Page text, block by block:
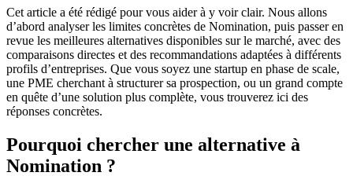
Cet article a été rédigé pour vous aider à y voir clair. Nous allons
d’abord analyser les limites concrètes de Nomination, puis passer en
revue les meilleures alternatives disponibles sur le marché, avec des
comparaisons directes et des recommandations adaptées à différents
profils d’entreprises. Que vous soyez une startup en phase de scale,
une PME cherchant à structurer sa prospection, ou un grand compte
en quête d’une solution plus complète, vous trouverez ici des
réponses concrètes.
Pourquoi chercher une alternative à
Nomination ?